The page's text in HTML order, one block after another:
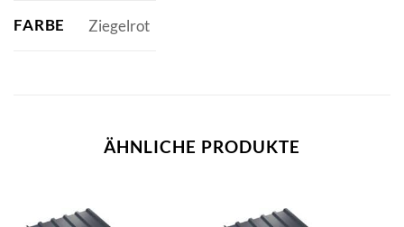
FARBE Ziegelrot
ÄHNLICHE PRODUKTE